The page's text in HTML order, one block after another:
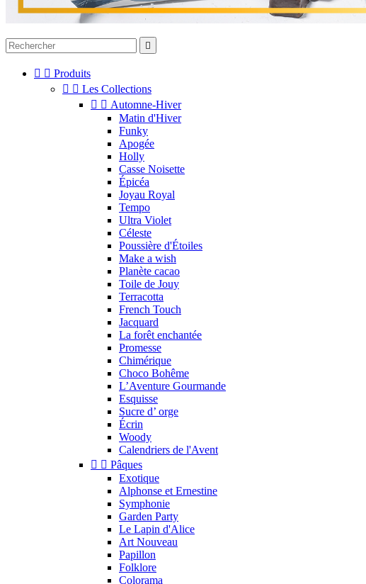

  Produits
  Les Collections
  Automne-Hiver
Matin d'Hiver
Funky
Apogée
Holly
Casse Noisette
Épicéa
Joyau Royal
Tempo
Ultra Violet
Céleste
Poussière d'Étoiles
Make a wish
Planète cacao
Toile de Jouy
Terracotta
French Touch
Jacquard
La forêt enchantée
Promesse
Chimérique
Choco Bohême
L’Aventure Gourmande
Esquisse
Sucre d’ orge
Écrin
Woody
Calendriers de l'Avent
  Pâques
Exotique
Alphonse et Ernestine
Symphonie
Garden Party
Le Lapin d'Alice
Art Nouveau
Papillon
Folklore
Colorama